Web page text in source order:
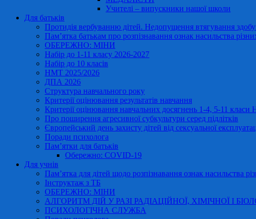
Учителі – випускники нашої школи
Для батьків
Протидія вербуванню дітей. Недопущення втягування
Пам’ятка батькам про розпізнавання ознак насильства
ОБЕРЕЖНО: МІНИ
Набір до 1-11 класу 2026-2027
Набір до 10 класів
НМТ 2025/2026
ДПА 2026
Структура навчального року
Критерії оцінювання результатів навчання
Критерії оцінювання навчальних досягнень 1-4, 5-11
Про поширення агресивної субкультури серед підлітків
Європейський день захисту дітей від сексуальної
Поради психолога
Пам’ятки для батьків
Обережно: COVID-19
Для учнів
Пам’ятка для дітей щодо розпізнавання ознак насильства
Інструктаж з ТБ
ОБЕРЕЖНО: МІНИ
АЛГОРИТМ ДІЙ У РАЗІ РАДІАЦІЙНОЇ, ХІМІЧНОЇ І
ПСИХОЛОГІЧНА СЛУЖБА